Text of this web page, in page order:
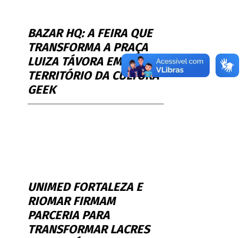
BAZAR HQ: A FEIRA QUE
TRANSFORMA A PRAÇA
LUIZA TÁVORA EM
TERRITÓRIO DA CULTURA
GEEK
UNIMED FORTALEZA E
RIOMAR FIRMAM
PARCERIA PARA
TRANSFORMAR LACRES